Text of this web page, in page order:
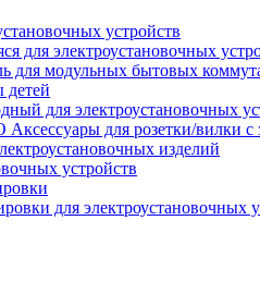
устройств
для электроустановочных
для модульных бытовых
детей
для электроустановочных
Аксессуары для розетки/вилки
изделий
устройств
для электроустановочных